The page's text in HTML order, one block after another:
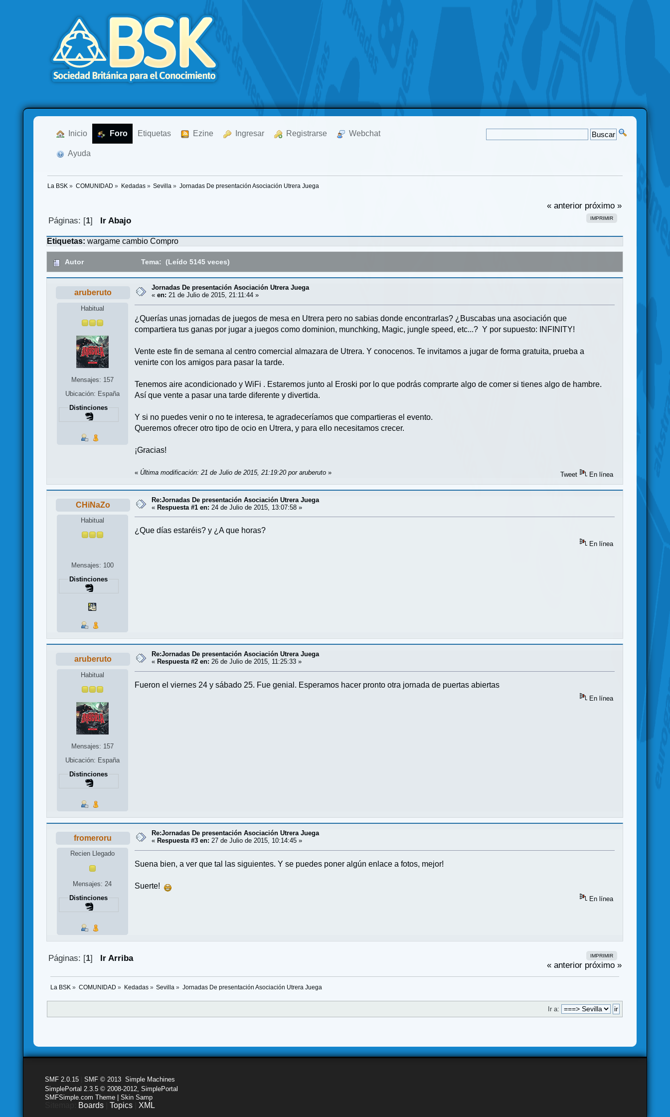
Inicio Foro Etiquetas Ezine Ingresar Registrarse Webchat
Ayuda
La BSK » COMUNIDAD » Kedadas» Sevilla » Jornadas De presentación Asociación Utrera Juega
« anterior próximo »
IMPRIMIR
Páginas: [1] Ir Abajo
Etiquetas:wargame cambio Compro
Autor Tema: (Leído 5145 veces)
aruberuto
Habitual
Mensajes: 157
Ubicación: España
Distinciones
Jornadas De presentación Asociación Utrera Juega
«en: 21 de Julio de 2015, 21:11:44 »
¿Querías unas jornadas de juegos de mesa en Utrera pero no sabias donde encontrarlas? ¿Buscabas una asociación que
compartiera tus ganas por jugar a juegos como dominion, munchking, Magic, jungle speed, etc...? Y por supuesto: INFINITY!
Vente este fin de semana al centro comercial almazara de Utrera. Y conocenos. Te invitamos a jugar de forma gratuita, prueba a
venirte con los amigos para pasar la tarde.
Tenemos aire acondicionado y WiFi . Estaremos junto al Eroski por lo que podrás comprarte algo de comer si tienes algo de hambre.
Así que vente a pasar una tarde diferente y divertida.
Y si no puedes venir o no te interesa, te agradeceríamos que compartieras el evento.
Queremos ofrecer otro tipo de ocio en Utrera, y para ello necesitamos crecer.
¡Gracias!
« Última modificación: 21 de Julio de 2015, 21:19:20 por aruberuto » Tweet En línea
CHiNaZo
Habitual
Mensajes: 100
Distinciones
Re:Jornadas De presentación Asociación Utrera Juega
«Respuesta #1 en: 24 de Julio de 2015, 13:07:58 »
¿Que días estaréis? y ¿A que horas?
En línea
aruberuto
Habitual
Mensajes: 157
Ubicación: España
Distinciones
Re:Jornadas De presentación Asociación Utrera Juega
« Respuesta #2 en: 26 de Julio de 2015, 11:25:33 »
Fueron el viernes 24 y sábado 25. Fue genial. Esperamos hacer pronto otra jornada de puertas abiertas
En línea
fromeroru
Recien Llegado
Mensajes: 24
Distinciones
Re:Jornadas De presentación Asociación Utrera Juega
« Respuesta #3 en: 27 de Julio de 2015, 10:14:45 »
Suena bien, a ver que tal las siguientes. Y se puedes poner algún enlace a fotos, mejor!
Suerte!
En línea
IMPRIMIR
Páginas: [1] Ir Arriba
« anterior próximo »
La BSK » COMUNIDAD » Kedadas» Sevilla » Jornadas De presentación Asociación Utrera Juega
Ir a:
SMF 2.0.15 |SMF © 2013 ,Simple Machines
SimplePortal 2.3.5 © 2008-2012, SimplePortal
SMFSimple.com Theme | Skin Samp
Boards |Topics XML